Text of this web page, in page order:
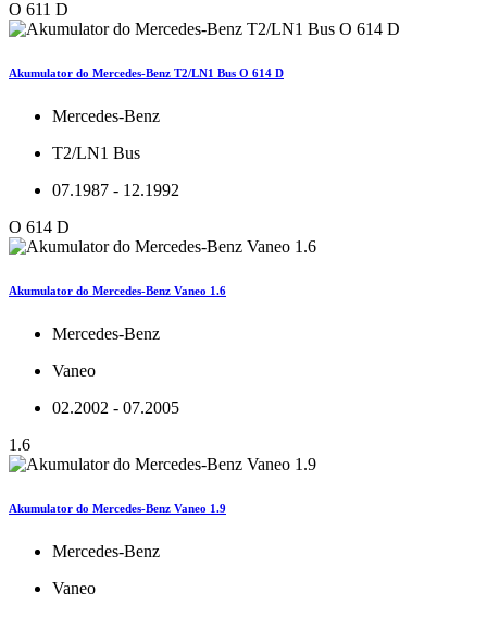
O 611 D
Akumulator do Mercedes-Benz T2/LN1 Bus O 614 D
Mercedes-Benz
T2/LN1 Bus
07.1987 - 12.1992
O 614 D
Akumulator do Mercedes-Benz Vaneo 1.6
Mercedes-Benz
Vaneo
02.2002 - 07.2005
1.6
Akumulator do Mercedes-Benz Vaneo 1.9
Mercedes-Benz
Vaneo